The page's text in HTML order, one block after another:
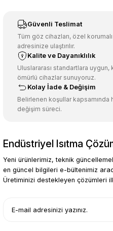
Ürün resmi kalitesiz, bozuk veya
Ürün açıklamasında eksik
Ürün bilgilerinde hatalar
Ürün fiyatı diğer sitelerden daha
Bu ürüne benzer farklı
Güvenli Teslimat
Tüm göz cihazları, özel
adresinize ulaştırılır.
Kalite ve Dayanıklılık
Uluslararası standartlara uygun,
ömürlü cihazlar sunuyoruz.
Kolay İade & Değişim
Belirlenen koşullar kapsamında
değişim süreci.
Endüstriyel Isıtma
Yeni ürünlerimiz, teknik
en güncel bilgileri e-bültenimiz
Üretiminizi destekleyen çözümleri